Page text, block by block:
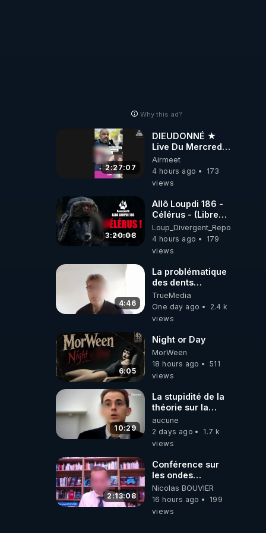
Why this ad?
2:27:07
DIEUDONNÉ ★
Live Du Mercredi
5 Août 2026
Airmeet
4 hours ago
173
views
3:20:08
Allô Loupdi 186 -
Célérus - (Libre
Antenne) - Loup
Divergent
2026.08.06
Loup_Divergent_Reposts
4 hours ago
179
views
4:46
La problématique
des dents
dévitalisées et
des implants
TrueMedia
One day ago
2.4 k
views
6:05
Night or Day
MorWeen
18 hours ago
511
views
10:29
La stupidité de la
théorie sur la
responsabilité de
l’homme
concernant le
carbone.
aucune
2 days ago
1.7 k
views
2:13:08
Conférence sur
les ondes
électromagnétiques
par Grégoire
Caustru et Bart de
Nicolas BOUVIER
16 hours ago
199
views